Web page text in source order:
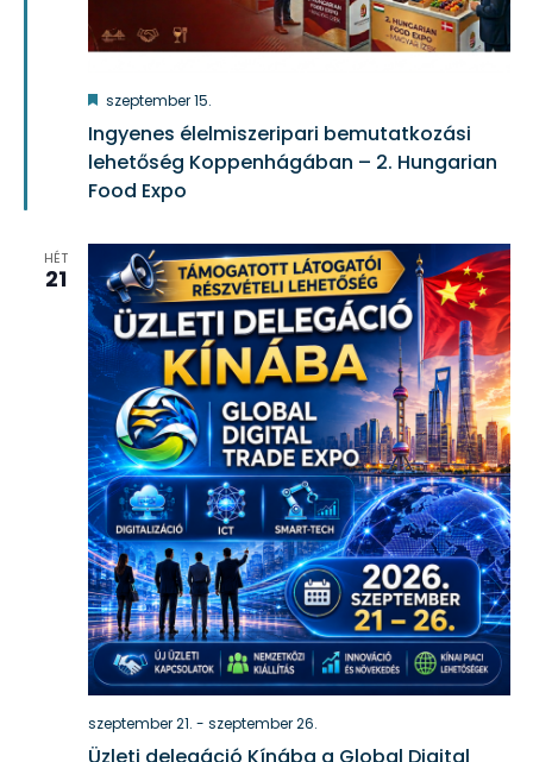
Ingyenes élelmiszeripari bemutatkozási
lehetőség Koppenhágában – 2. Hungarian
Food Expo
Kiemelt
szeptember 15.
HÉT
21
Üzleti delegáció Kínába a Global Digital
szeptember 21. - szeptember 26.